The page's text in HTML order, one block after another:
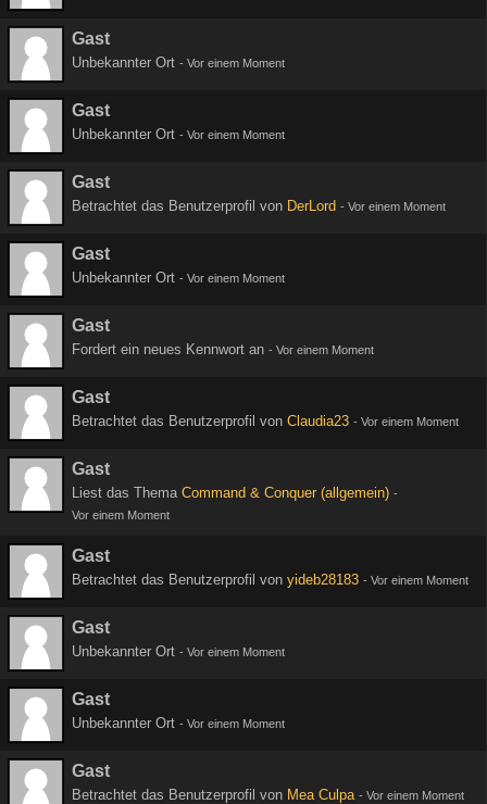
Gast
Unbekannter Ort - Vor einem Moment
Gast
Unbekannter Ort - Vor einem Moment
Gast
Betrachtet das Benutzerprofil von DerLord - Vor einem Moment
Gast
Unbekannter Ort - Vor einem Moment
Gast
Fordert ein neues Kennwort an - Vor einem Moment
Gast
Betrachtet das Benutzerprofil von Claudia23 - Vor einem Moment
Gast
Liest das Thema Command & Conquer (allgemein) -
Vor einem Moment
Gast
Betrachtet das Benutzerprofil von yideb28183 - Vor einem Moment
Gast
Unbekannter Ort - Vor einem Moment
Gast
Unbekannter Ort - Vor einem Moment
Gast
Betrachtet das Benutzerprofil von Mea Culpa - Vor einem Moment